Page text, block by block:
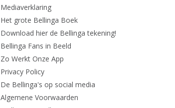
Mediaverklaring
Het grote Bellinga Boek
Download hier de Bellinga tekening!
Bellinga Fans in Beeld
Zo Werkt Onze App
Privacy Policy
De Bellinga's op social media
Algemene Voorwaarden